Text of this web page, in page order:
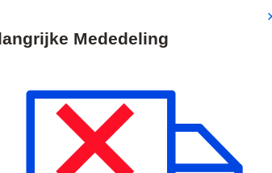
Verzendingen